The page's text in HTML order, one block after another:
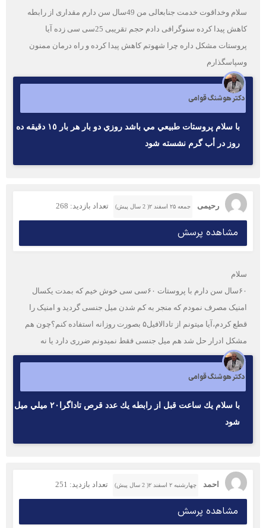
سلام وخداقوت خدمت جنابعالی من 49سال سن دارم مقداری از رابطه
کاهش پیدا کرده سنوگرافی دادم حجم تقریبی 25سی سی زده آیا
پروستات مشکل داره چرا شهوتم کاهش پیدا کرده و راه درمان ممنون
وسپاسگذارم
دکتر هوشنگ قوامی
با سلام پروستات طبيعي مي باشد روزي دو بار هر بار ١٥ دقيقه ده
روز در أب گرم نشسته شود
رحیمی جمعه ۲۵ اسفند ۲( 2 سال پیش) تعداد بازدید: 268
مشاهده پرسش
سلام
۶۰سال سن دارم با پروستات ۶۰سی سی خوش خیم که بمدت یکسال
امنیک مصرف نمودم که منجر به کم شدن میل جنسی گردید و امنیک را
قطع کردم،آیا میتونم از تادالافیل۵ بصورت روزانه استفاده کنم؟چون هم
مشکل ادرار حل شد هم میل جنسی فقط نمیدونم ضرری دارد یا نه
دکتر هوشنگ قوامی
با سلام يك ساعت قبل از رابطه يك عدد قرص تاداگرا٢٠ ميلي ميل
شود
احمد چهارشنبه ۲ اسفند ۲( 2 سال پیش) تعداد بازدید: 251
مشاهده پرسش